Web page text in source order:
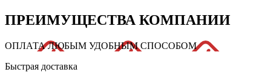
ПРЕИМУЩЕСТВА КОМПАНИИ
ОПЛАТА ЛЮБЫМ УДОБНЫМ СПОСОБОМ
Быстрая доставка